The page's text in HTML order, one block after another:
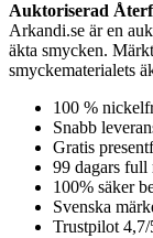
Auktoriserad
Arkandi.se är en
äkta smycken.
smyckematerialets
100 %
Snabb
Gratis
99 dagars full
100% säker
Svenska
Trustpilot 4,7/